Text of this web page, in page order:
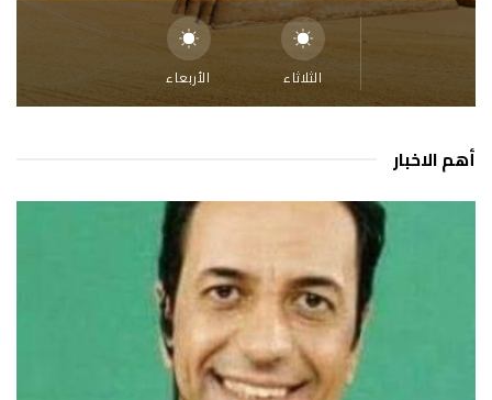
الثلاثاء الأربعاء
أهم الاخبار